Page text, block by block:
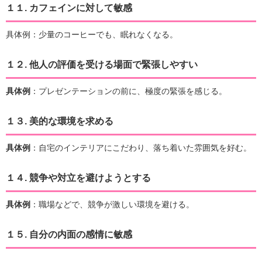
１１. カフェインに対して敏感
具体例：少量のコーヒーでも、眠れなくなる。
１２. 他人の評価を受ける場面で緊張しやすい
具体例 ：プレゼンテーションの前に、極度の緊張を感じる。
１３. 美的な環境を求める
具体例 ：自宅のインテリアにこだわり、落ち着いた雰囲気を好む。
１４. 競争や対立を避けようとする
具体例 ：職場などで、競争が激しい環境を避ける。
１５. 自分の内面の感情に敏感